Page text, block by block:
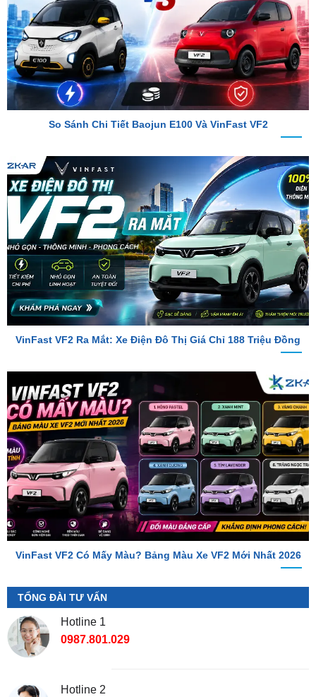
So Sánh Chi Tiết Baojun E100 Và VinFast VF2
VinFast VF2 Ra Mắt: Xe Điện Đô Thị Giá Chỉ 188 Triệu Đồng
VinFast VF2 Có Mấy Màu? Bảng Màu Xe VF2 Mới Nhất 2026
TỔNG ĐÀI TƯ VẤN
Hotline 1
0987.801.029